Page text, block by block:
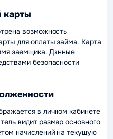
карты
возможность
для оплаты займа. Карта
заемщика. Данные
безопасности
в личном кабинете
видит размер основного
начислений на текущую